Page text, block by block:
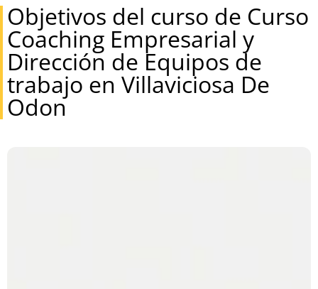
Objetivos del curso de Curso
Coaching Empresarial y
Dirección de Equipos de
trabajo en Villaviciosa De
Odon